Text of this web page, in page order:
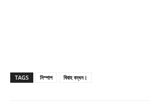
TAGS নিস্পাপ বিবাহ বন্ধন।